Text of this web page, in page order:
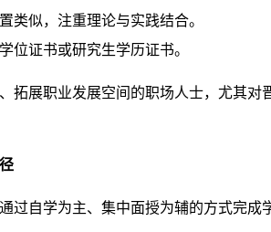
类似，注重理论与实践结合。
位证书或研究生学历证书。
拓展职业发展空间的职场人士，尤其对
过自学为主、集中面授为辅的方式完成